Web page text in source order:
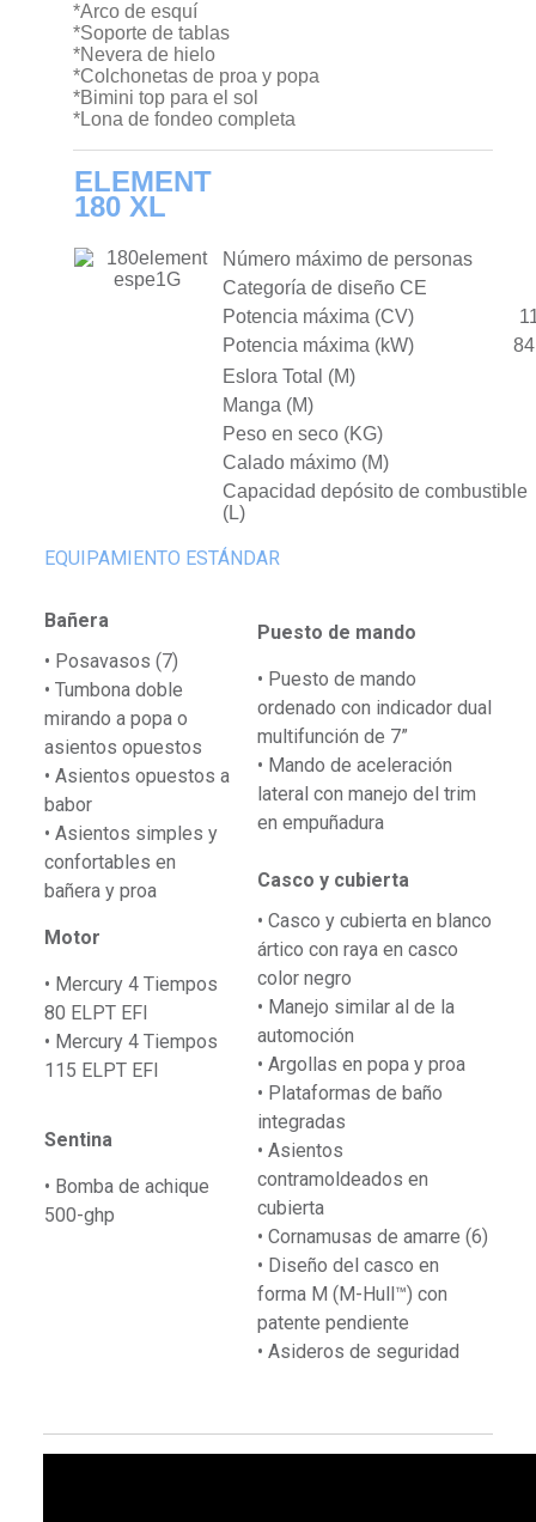
*Arco de esquí
*Soporte de tablas
*Nevera de hielo
*Colchonetas de proa y popa
*Bimini top para el sol
*Lona de fondeo completa
ELEMENT
180 XL
Número máximo de personas
Categoría de diseño CE
Potencia máxima (CV)
Potencia máxima (kW)
Eslora Total (M)
Manga (M)
Peso en seco (KG)
Calado máximo (M)
Capacidad depósito de combustible
(L)
EQUIPAMIENTO ESTÁNDAR
Bañera
• Posavasos (7)
• Tumbona doble
mirando a popa o
asientos opuestos
• Asientos opuestos a
babor
• Asientos simples y
confortables en
bañera y proa
Motor
• Mercury 4 Tiempos
80 ELPT EFI
• Mercury 4 Tiempos
115 ELPT EFI
Sentina
• Bomba de achique
500-ghp
Puesto de mando
• Puesto de mando
ordenado con indicador dual
multifunción de 7”
• Mando de aceleración
lateral con manejo del trim
en empuñadura
Casco y cubierta
• Casco y cubierta en blanco
ártico con raya en casco
color negro
• Manejo similar al de la
automoción
• Argollas en popa y proa
• Plataformas de baño
integradas
• Asientos
contramoldeados en
cubierta
• Cornamusas de amarre (6)
• Diseño del casco en
forma M (M-Hull™) con
patente pendiente
• Asideros de seguridad